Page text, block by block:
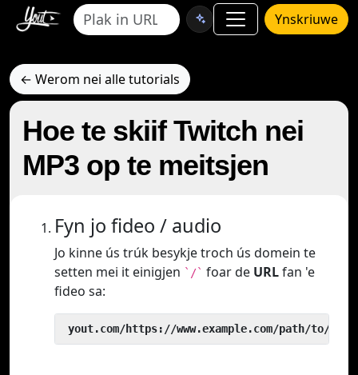
Ynskriuwe
← Werom nei alle tutorials
Hoe te skiif Twitch nei
MP3 op te meitsjen
Fyn jo fideo / audio
Jo kinne ús trúk besykje troch ús domein te
setten mei it einigjen `/` foar de URLfan 'e
fideo sa:
yout.com/https://www.example.com/path/to/